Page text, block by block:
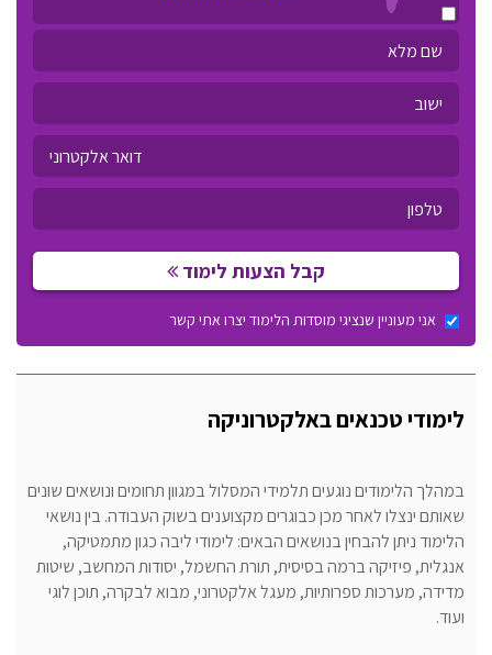
קבל הצעות לימוד
אני מעוניין שנציגי מוסדות הלימוד יצרו אתי קשר
לימודי טכנאים באלקטרוניקה
במהלך הלימודים נוגעים תלמידי המסלול במגוון תחומים ונושאים שונים
שאותם ינצלו לאחר מכן כבוגרים מקצוענים בשוק העבודה. בין נושאי
הלימוד ניתן להבחין בנושאים הבאים: לימודי ליבה כגון מתמטיקה,
אנגלית, פיזיקה ברמה בסיסית, תורת החשמל, יסודות המחשב, שיטות
מדידה, מערכות ספרותיות, מעגל אלקטרוני, מבוא לבקרה, תוכן לוגי
ועוד.